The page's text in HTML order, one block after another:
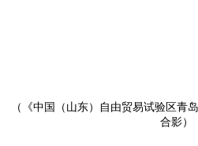
（《中国（山东）自由贸易试验区青
合影）